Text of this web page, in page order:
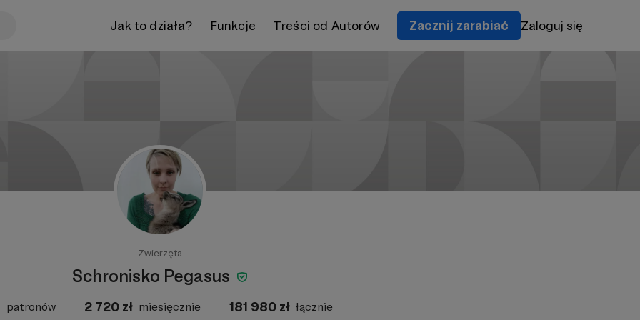
Jak to działa? Funkcje Treści od Autorów Zacznij zarabiać Zaloguj się
Zwierzęta
Schronisko Pegasus
patronów 2 720 zł miesięcznie 181 980 zł łącznie